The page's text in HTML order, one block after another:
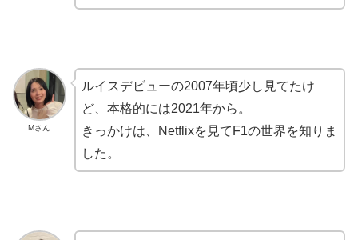
Mさん
ルイスデビューの2007年頃少し見てたけ
ど、本格的には2021年から。
きっかけは、Netflixを見てF1の世界を知りま
した。